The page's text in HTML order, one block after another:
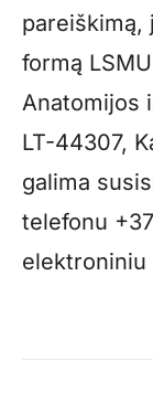
pareiškimą,
formą
Anatomijos
LT-44307,
galima
telefonu
elektroniniu